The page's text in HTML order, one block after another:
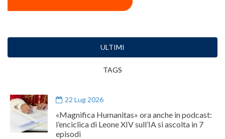
ULTIMI
TAGS
22 Lug 2026
«Magnifica Humanitas» ora anche in podcast:
l’enciclica di Leone XIV sull’IA si ascolta in 7
episodi